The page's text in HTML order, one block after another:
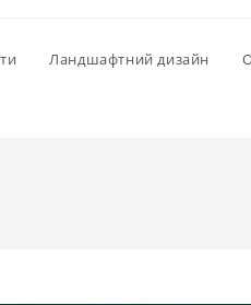
Ландшафтний дизайн